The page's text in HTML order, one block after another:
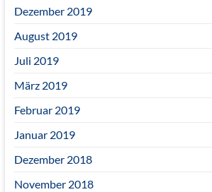
Dezember 2019
August 2019
Juli 2019
März 2019
Februar 2019
Januar 2019
Dezember 2018
November 2018